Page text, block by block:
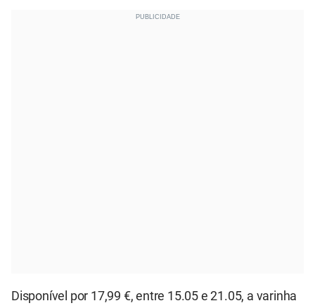
Disponível por 17,99 €, entre 15.05 e 21.05, a varinha